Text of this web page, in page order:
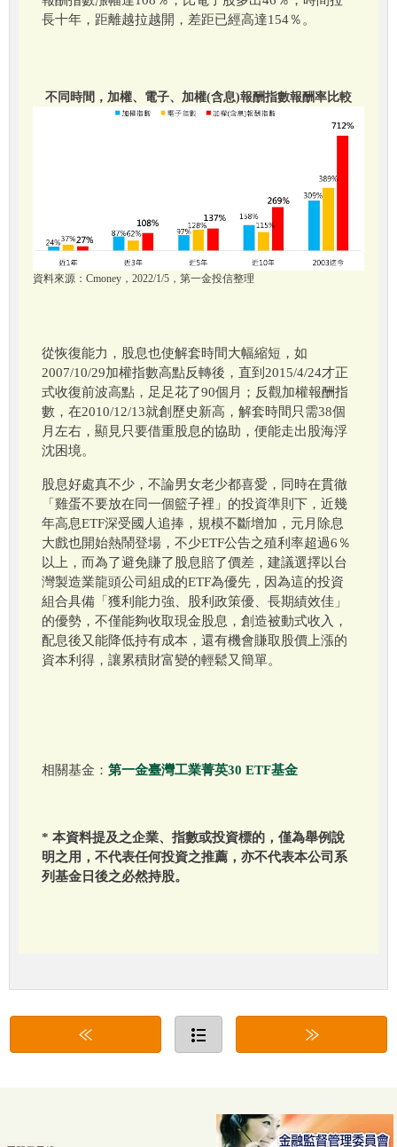
長十年，距離越拉越開，差距已經高達154％。
不同時間，加權、電子、加權(含息)報酬指數報酬率比較
資料來源：Cmoney，2022/1/5，第一金投信整理
從恢復能力，股息也使解套時間大幅縮短，如
2007/10/29加權指數高點反轉後，直到2015/4/24才正
式收復前波高點，足足花了90個月；反觀加權報酬指
數，在2010/12/13就創歷史新高，解套時間只需38個
月左右，顯見只要借重股息的協助，便能走出股海浮
沈困境。
股息好處真不少，不論男女老少都喜愛，同時在貫徹
「雞蛋不要放在同一個籃子裡」的投資準則下，近幾
年高息ETF深受國人追捧，規模不斷增加，元月除息
大戲也開始熱鬧登場，不少ETF公告之殖利率超過6％
以上，而為了避免賺了股息賠了價差，建議選擇以台
灣製造業龍頭公司組成的ETF為優先，因為這的投資
組合具備「獲利能力強、股利政策優、長期績效佳」
的優勢，不僅能夠收取現金股息，創造被動式收入，
配息後又能降低持有成本，還有機會賺取股價上漲的
資本利得，讓累積財富變的輕鬆又簡單。
相關基金： 第一金臺灣工業菁英30 ETF基金
* 本資料提及之企業、指數或投資標的，僅為舉例說
明之用，不代表任何投資之推薦，亦不代表本公司系
列基金日後之必然持股。